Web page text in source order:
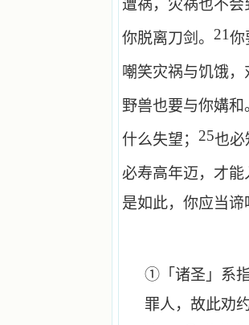
遭祸，灾祸也不
你脱离刀剑。 21你
嘲笑灾祸与饥饿
野兽也要与你媾
什么失望； 25也必
必寿高年迈，才
是如此，你应当
①「诸圣」系
罪人，故此劝